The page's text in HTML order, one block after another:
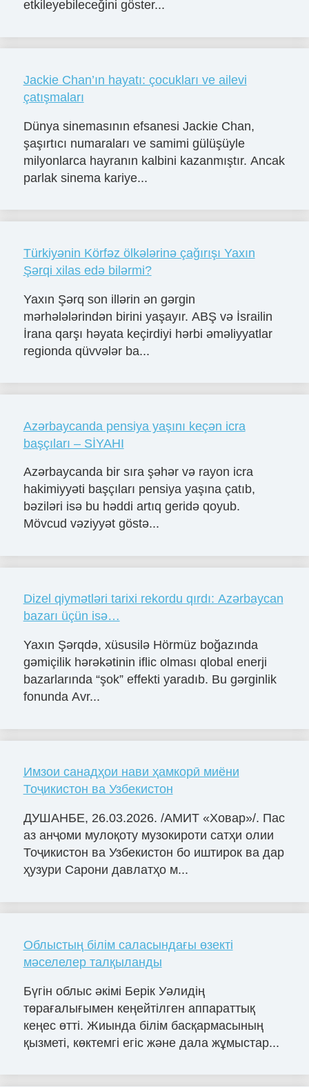
etkileyebileceğini göster...
Jackie Chan’ın hayatı: çocukları ve ailevi
çatışmaları
Dünya sinemasının efsanesi Jackie Chan,
şaşırtıcı numaraları ve samimi gülüşüyle
milyonlarca hayranın kalbini kazanmıştır. Ancak
parlak sinema kariye...
Türkiyənin Körfəz ölkələrinə çağırışı Yaxın
Şərqi xilas edə bilərmi?
Yaxın Şərq son illərin ən gərgin
mərhələlərindən birini yaşayır. ABŞ və İsrailin
İrana qarşı həyata keçirdiyi hərbi əməliyyatlar
regionda qüvvələr ba...
Azərbaycanda pensiya yaşını keçən icra
başçıları – SİYAHI
Azərbaycanda bir sıra şəhər və rayon icra
hakimiyyəti başçıları pensiya yaşına çatıb,
bəziləri isə bu həddi artıq geridə qoyub.
Mövcud vəziyyət göstə...
Dizel qiymətləri tarixi rekordu qırdı: Azərbaycan
bazarı üçün isə…
Yaxın Şərqdə, xüsusilə Hörmüz boğazında
gəmiçilik hərəkətinin iflic olması qlobal enerji
bazarlarında “şok” effekti yaradıb. Bu gərginlik
fonunda Avr...
Имзои санадҳои нави ҳамкорӣ миёни
Тоҷикистон ва Узбекистон
ДУШАНБЕ, 26.03.2026. /АМИТ «Ховар»/. Пас
аз анҷоми мулоқоту музокироти сатҳи олии
Тоҷикистон ва Узбекистон бо иштирок ва дар
ҳузури Сарони давлатҳо м...
Облыстың білім саласындағы өзекті
мәселелер талқыланды
Бүгін облыс әкімі Берік Уәлидің
төрағалығымен кеңейтілген аппараттық
кеңес өтті. Жиында білім басқармасының
қызметі, көктемгі егіс және дала жұмыстар...